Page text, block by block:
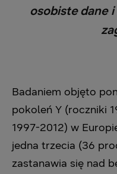
osobiste dane
Badaniem objęto
pokoleń Y (roczniki
1997-2012) w
jedna trzecia (36
zastanawia się nad